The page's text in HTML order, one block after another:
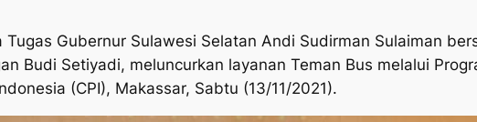
Gubernur Sulawesi Selatan Andi Sudirman Sulaiman
Budi Setiyadi, meluncurkan layanan Teman Bus melalui
(CPI), Makassar, Sabtu (13/11/2021).